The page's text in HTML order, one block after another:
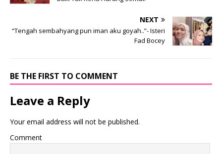
NEXT
“Tengah sembahyang pun iman aku goyah..”- Isteri
Fad Bocey
BE THE FIRST TO COMMENT
Leave a Reply
Your email address will not be published.
Comment